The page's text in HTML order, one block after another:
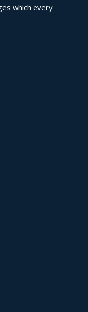
which every